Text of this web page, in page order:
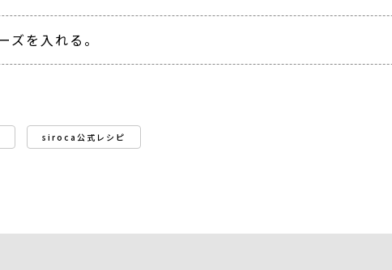
を入れる。
siroca公式レシピ